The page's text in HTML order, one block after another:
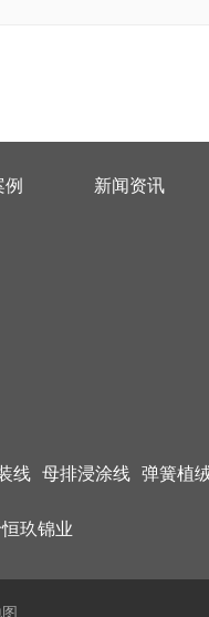
例 新闻资讯
线 母排浸涂线 弹簧植
玖锦业